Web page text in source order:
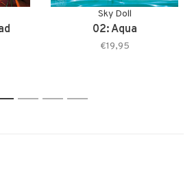
Sky Doll
02: Aqua
€19,95
1 2 3 4